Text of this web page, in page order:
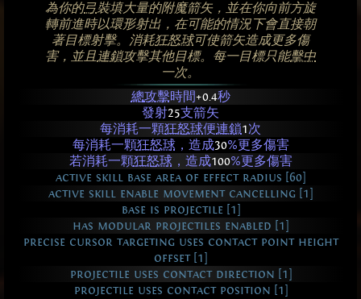
為你的弓裝填大量的附魔箭矢，並在你向前方旋
轉前進時以環形射出，在可能的情況下會直接朝
著目標射擊。消耗狂怒球可使箭矢造成更多傷
害，並且連鎖攻擊其他目標。每一目標只能擊中
一次。
總攻擊時間+0.4秒
發射25支箭矢
每消耗一顆狂怒球便連鎖1次
每消耗一顆狂怒球，造成30%更多傷害
若消耗一顆狂怒球，造成100%更多傷害
active skill base area of effect radius [60]
active skill enable movement cancelling [1]
base is projectile [1]
has modular projectiles enabled [1]
precise cursor targeting uses contact point height
offset [1]
projectile uses contact direction [1]
projectile uses contact position [1]